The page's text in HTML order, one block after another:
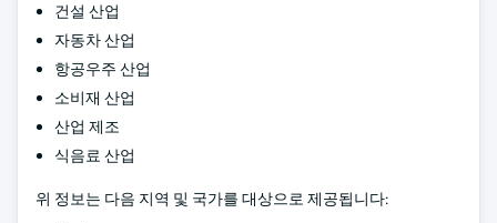
건설 산업
자동차 산업
항공우주 산업
소비재 산업
산업 제조
식음료 산업
위 정보는 다음 지역 및 국가를 대상으로 제공됩니다: